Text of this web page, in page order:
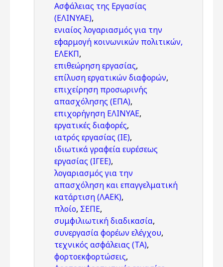
Ασφάλειας της Εργασίας
(ΕΛΙΝΥΑΕ),
ενιαίος λογαριασμός για την
εφαρμογή κοινωνικών πολιτικών,
ΕΛΕΚΠ,
επιθεώρηση εργασίας,
επίλυση εργατικών διαφορών,
επιχείρηση προσωρινής
απασχόλησης (ΕΠΑ),
επιχορήγηση ΕΛΙΝΥΑΕ,
εργατικές διαφορές,
ιατρός εργασίας (ΙΕ),
ιδιωτικά γραφεία ευρέσεως
εργασίας (ΙΓΕΕ),
λογαριασμός για την
απασχόληση και επαγγελματική
κατάρτιση (ΛΑΕΚ),
πλοίο, ΣΕΠΕ,
συμφιλιωτική διαδικασία,
συνεργασία φορέων ελέγχου,
τεχνικός ασφάλειας (ΤΑ),
φορτοεκφορτώσεις,